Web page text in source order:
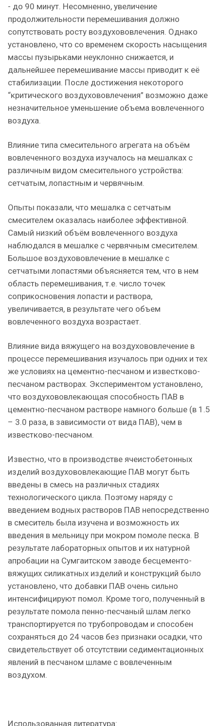
- до 90 минут. Несомненно, увеличение
продолжительности перемешивания должно
сопутствовать росту воздухововлечения. Однако
установлено, что со временем скорость насыщения
массы пузырьками неуклонно снижается, и
дальнейшее перемешивание массы приводит к её
стабилизации. После достижения некоторого
“критического воздухововлечения” возможно даже
незначительное уменьшение объема вовлеченного
воздуха.
Влияние типа смесительного агрегата на объём
вовлеченного воздуха изучалось на мешалках с
различным видом смесительного устройства:
сетчатым, лопастным и червячным.
Опыты показали, что мешалка с сетчатым
смесителем оказалась наиболее эффективной.
Самый низкий объём вовлеченного воздуха
наблюдался в мешалке с червячным смесителем.
Большое воздухововлечение в мешалке с
сетчатыми лопастями объясняется тем, что в нем
область перемешивания, т.е. число точек
соприкосновения лопасти и раствора,
увеличивается, в результате чего объем
вовлеченного воздуха возрастает.
Влияние вида вяжущего на воздухововлечение в
процессе перемешивания изучалось при одних и тех
же условиях на цементно-песчаном и известково-
песчаном растворах. Экспериментом установлено,
что воздухововлекающая способность ПАВ в
цементно-песчаном растворе намного больше (в 1.5
– 3.0 раза, в зависимости от вида ПАВ), чем в
известково-песчаном.
Известно, что в производстве ячеистобетонных
изделий воздухововлекающие ПАВ могут быть
введены в смесь на различных стадиях
технологического цикла. Поэтому наряду с
введением водных растворов ПАВ непосредственно
в смеситель была изучена и возможность их
введения в мельницу при мокром помоле песка. В
результате лабораторных опытов и их натурной
апробации на Сумгаитском заводе бесцементо-
вяжущих силикатных изделий и конструкций было
установлено, что добавки ПАВ очень сильно
интенсифицируют помол. Кроме того, полученный в
результате помола пенно-песчаный шлам легко
транспортируется по трубопроводам и способен
сохраняться до 24 часов без признаки осадки, что
свидетельствует об отсутствии седиментационных
явлений в песчаном шламе с вовлеченным
воздухом.
Использованная литература: